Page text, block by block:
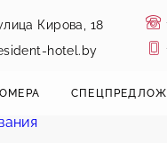
Кирова, 18
hotel.by